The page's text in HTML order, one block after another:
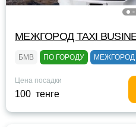
МЕЖГОРОД TAXI
БМВ ПО ГОРОДУ МЕЖГОРОД
Цена посадки
100 тенге